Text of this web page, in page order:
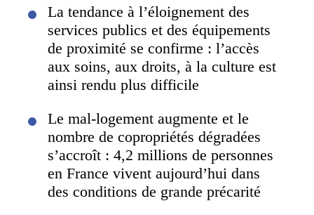
La tendance à l’éloignement des
services publics et des équipements
de proximité se confirme : l’accès
aux soins, aux droits, à la culture est
ainsi rendu plus difficile
Le mal-logement augmente et le
nombre de copropriétés dégradées
s’accroît : 4,2 millions de personnes
en France vivent aujourd’hui dans
des conditions de grande précarité